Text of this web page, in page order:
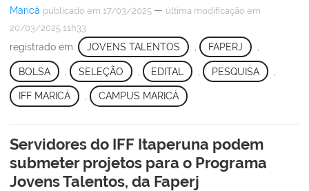
Maricá publicado em 17/03/2025 — última modificação em
20/03/2025 11h33
registrado em: JOVENS TALENTOS FAPERJ
BOLSA SELEÇÃO EDITAL , PESQUISA
IFF MARICÁ , CAMPUS MARICÁ
Servidores do IFF Itaperuna podem
submeter projetos para o Programa
Jovens Talentos, da Faperj